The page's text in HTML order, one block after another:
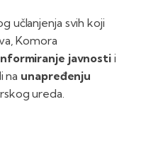
učlanjenja svih koji
Komora
javnosti i
na unapređenju
ureda.